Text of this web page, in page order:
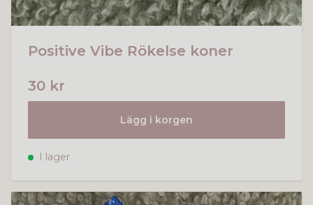
Positive Vibe Rökelse koner
30 kr
Lägg i korgen
I lager